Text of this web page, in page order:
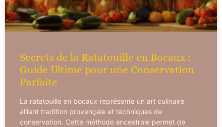
Secrets de la Ratatouille en Bocaux :
Guide Ultime pour une Conservation
Parfaite
La ratatouille en bocaux représente un art culinaire
alliant tradition provençale et techniques de
conservation. Cette méthode ancestrale permet de